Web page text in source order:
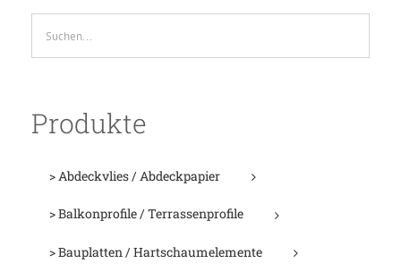
Produkte
> Abdeckvlies / Abdeckpapier
> Balkonprofile / Terrassenprofile
> Bauplatten / Hartschaumelemente